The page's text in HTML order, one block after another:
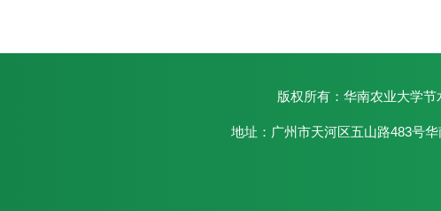
版权所有：华南农业大学
地址：广州市天河区五山路483号